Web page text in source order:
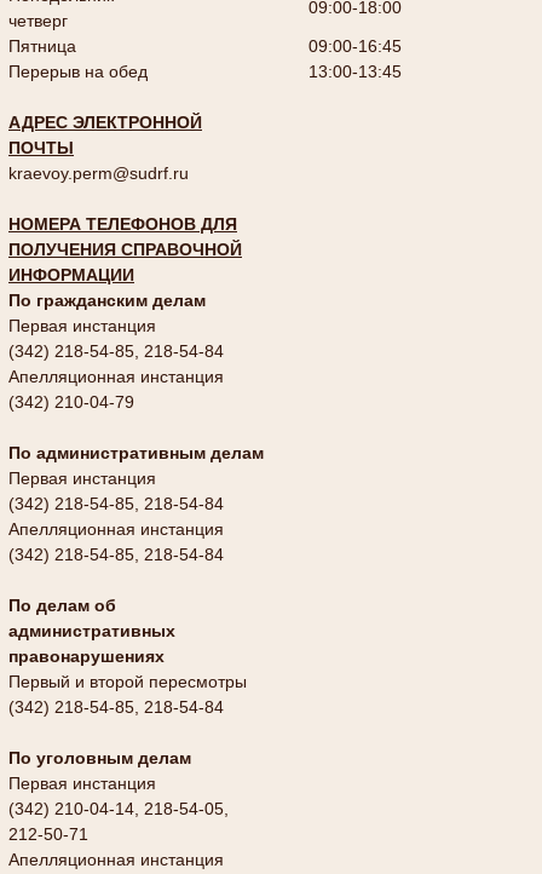
четверг
09:00-18:00
Пятница
09:00-16:45
Перерыв на обед
13:00-13:45
АДРЕС ЭЛЕКТРОННОЙ
ПОЧТЫ
kraevoy.perm@sudrf.ru
НОМЕРА ТЕЛЕФОНОВ ДЛЯ
ПОЛУЧЕНИЯ СПРАВОЧНОЙ
ИНФОРМАЦИИ
По гражданским делам
Первая инстанция
(342) 218-54-85, 218-54-84
Апелляционная инстанция
(342) 210-04-79
По административным делам
Первая инстанция
(342) 218-54-85, 218-54-84
Апелляционная инстанция
(342) 218-54-85, 218-54-84
По делам об
административных
правонарушениях
Первый и второй пересмотры
(342) 218-54-85, 218-54-84
По уголовным делам
Первая инстанция
(342) 210-04-14, 218-54-05,
212-50-71
Апелляционная инстанция